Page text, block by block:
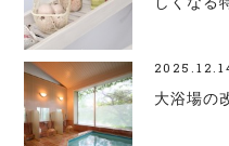
大浴場の